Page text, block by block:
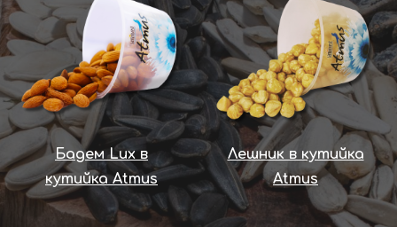
Бадем Lux в
кутийка Atmus
Лешник в кутийка
Atmus